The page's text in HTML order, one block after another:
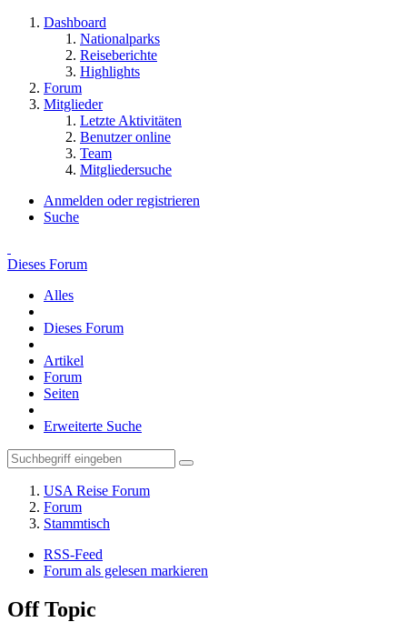
Dashboard
Nationalparks
Reiseberichte
Highlights
Forum
Mitglieder
Letzte Aktivitäten
Benutzer online
Team
Mitgliedersuche
Anmelden oder registrieren
Suche
Dieses Forum
Alles
Dieses Forum
Artikel
Forum
Seiten
Erweiterte Suche
USA Reise Forum
Forum
Stammtisch
RSS-Feed
Forum als gelesen markieren
Off Topic